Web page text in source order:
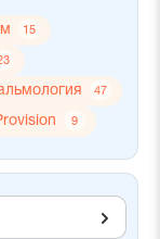
15
47
9